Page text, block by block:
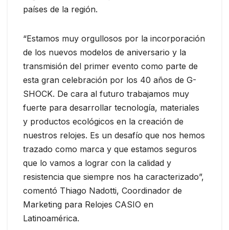
países de la región.
“Estamos muy orgullosos por la incorporación
de los nuevos modelos de aniversario y la
transmisión del primer evento como parte de
esta gran celebración por los 40 años de G-
SHOCK. De cara al futuro trabajamos muy
fuerte para desarrollar tecnología, materiales
y productos ecológicos en la creación de
nuestros relojes. Es un desafío que nos hemos
trazado como marca y que estamos seguros
que lo vamos a lograr con la calidad y
resistencia que siempre nos ha caracterizado”,
comentó Thiago Nadotti, Coordinador de
Marketing para Relojes CASIO en
Latinoamérica.